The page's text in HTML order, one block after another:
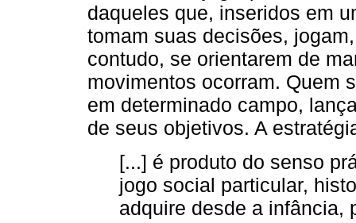
daqueles que, inseridos em
tomam suas decisões,
contudo, se orientarem de
movimentos ocorram. Quem
em determinado campo,
de seus objetivos. A
[...] é produto do senso
jogo social particular,
adquire desde a infância,